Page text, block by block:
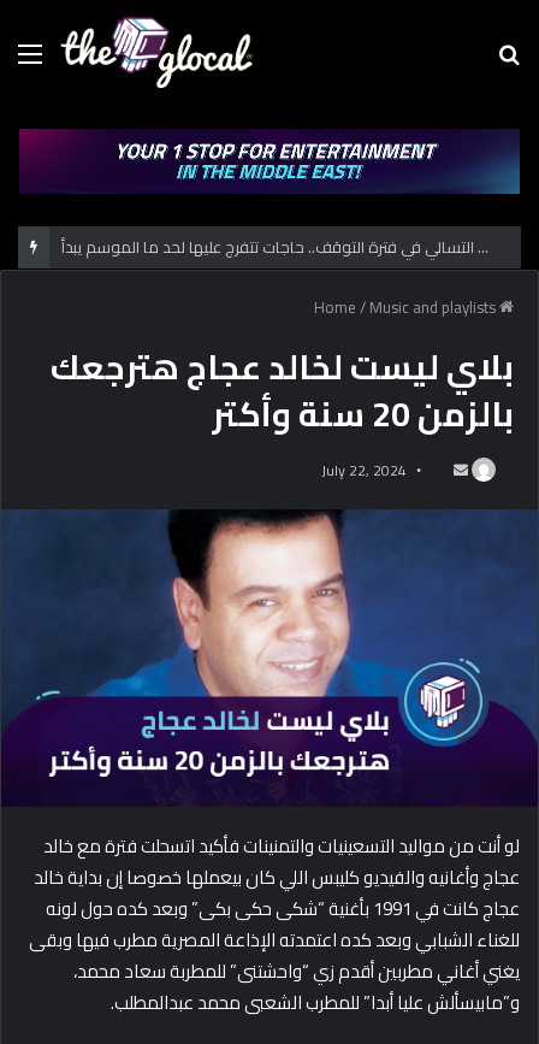
Menu
دليل التسالي في فترة التوقف.. حاجات تتفرج عليها لحد ما الموسم يبدأ
/Music and playlists
بلاي ليست لخالد عجاج هترجعك
بالزمن 20 سنة وأكتر
m
a
i
July 22, 2024
لو أنت من مواليد التسعينيات والتمنينات فأكيد اتسحلت فترة مع خالد
عجاج وأغانيه والفيديو كليبس اللي كان بيعملها خصوصا إن بداية خالد
عجاج كانت في 1991 بأغنية “شكى حكى بكى” وبعد كده حول لونه
للغناء الشبابي وبعد كده اعتمدته الإذاعة المصرية مطرب فيها وبقى
يغني أغاني مطربين أقدم زي “واحشتنى” للمطربة سعاد محمد،
و”مابيسألش عليا أبدا” للمطرب الشعبى محمد عبدالمطلب.